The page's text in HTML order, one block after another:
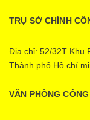
TRỤ SỞ CHÍNH
Địa chỉ: 52/32T Khu
Thành phố Hồ chí
VĂN PHÒNG